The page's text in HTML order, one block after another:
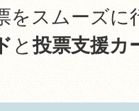
をスムーズに
と投票支援カ